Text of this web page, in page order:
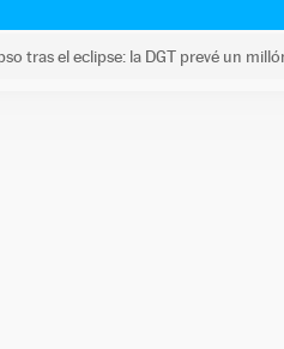
tras el eclipse: la DGT prevé un